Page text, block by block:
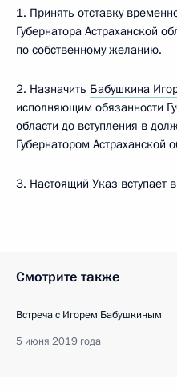
1. Принять отставку
Губернатора Астраханской
по собственному желанию.
2. Назначить Бабушкина
исполняющим обязанности
области до вступления в
Губернатором Астраханской
3. Настоящий Указ вступает
Смотрите также
Встреча с Игорем Бабушкиным
5 июня 2019 года